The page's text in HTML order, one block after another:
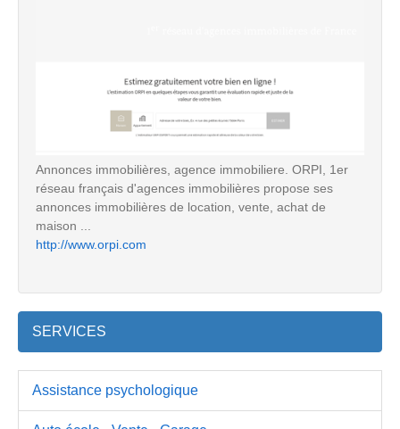
Annonces immobilières, agence immobiliere. ORPI, 1er
réseau français d'agences immobilières propose ses
annonces immobilières de location, vente, achat de
maison ...
http://www.orpi.com
SERVICES
Assistance psychologique